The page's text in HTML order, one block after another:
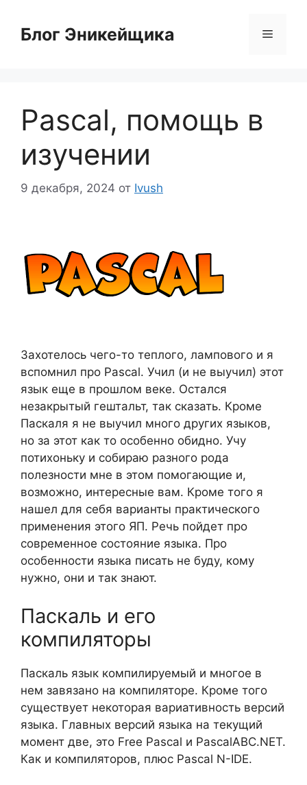
содержимому
Блог Эникейщика Меню
Pascal, помощь в
изучении
9 декабря, 2024 от Ivush
Захотелось чего-то теплого, лампового и я
вспомнил про Pascal. Учил (и не выучил) этот
язык еще в прошлом веке. Остался
незакрытый гештальт, так сказать. Кроме
Паскаля я не выучил много других языков,
но за этот как то особенно обидно. Учу
потихоньку и собираю разного рода
полезности мне в этом помогающие и,
возможно, интересные вам. Кроме того я
нашел для себя варианты практического
применения этого ЯП. Речь пойдет про
современное состояние языка. Про
особенности языка писать не буду, кому
нужно, они и так знают.
Паскаль и его
компиляторы
Паскаль язык компилируемый и многое в
нем завязано на компиляторе. Кроме того
существует некоторая вариативность версий
языка. Главных версий языка на текущий
момент две, это Free Pascal и PascalABC.NET.
Как и компиляторов, плюс Pascal N-IDE.